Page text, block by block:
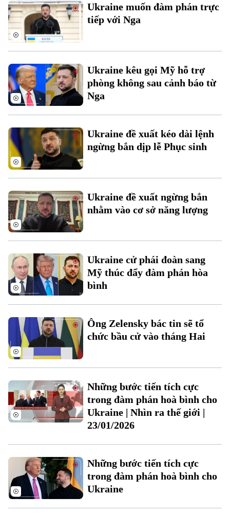
Hà Nội
Chính trị
An ninh trật tự
Công nghệ
Hà Nội
Nhịp sống Hà Nội
Người Hà Nội
Khoảnh khắc Hà Nội
Ẩm thực
Thế giới
Tin tức
Quân sự
Người Việt 4 phương
Kinh tế
Tin tức
Tài chính Ngân hàng
Doanh nghiệp
Nhà đất
Tin tức
Đầu tư
Căn hộ
Đất đai
Kinh nghiệm
Tàu và Xe
Ô tô
Xe máy
Thị trường
Đánh giá
Giáo dục
Tin tức
Tuyển sinh
Văn hóa
Tin tức
Làng nghề
Di tích
Sức khỏe
Dinh dưỡng
Tư vấn sức khỏe
Bóng đá
Golf
Giải trí
Tin tức
Sao
Điện ảnh
Âm nhạc
Ukraine muốn đàm phán trực
tiếp với Nga
Ukraine kêu gọi Mỹ hỗ trợ
phòng không sau cảnh báo từ
Nga
Ukraine đề xuất kéo dài lệnh
ngừng bắn dịp lễ Phục sinh
Ukraine đề xuất ngừng bắn
nhằm vào cơ sở năng lượng
Ukraine cử phái đoàn sang
Mỹ thúc đẩy đàm phán hòa
bình
Ông Zelensky bác tin sẽ tổ
chức bầu cử vào tháng Hai
Những bước tiến tích cực
trong đàm phán hoà bình cho
Ukraine | Nhìn ra thế giới |
23/01/2026
Những bước tiến tích cực
trong đàm phán hoà bình cho
Ukraine